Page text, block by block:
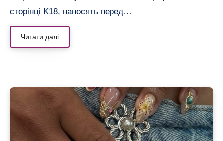
сторінці K18, наносять перед…
Читати далі